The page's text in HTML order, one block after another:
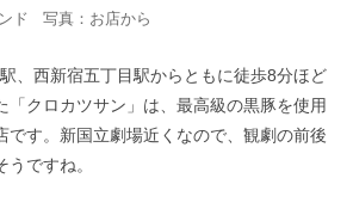
ド 写真：お店から
、西新宿五丁目駅からともに徒歩8分ほど
「クロカツサン」は、最高級の黒豚を使用
です。新国立劇場近くなので、観劇の前後
ですね。